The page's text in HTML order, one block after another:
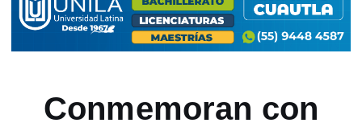
Conmemoran con